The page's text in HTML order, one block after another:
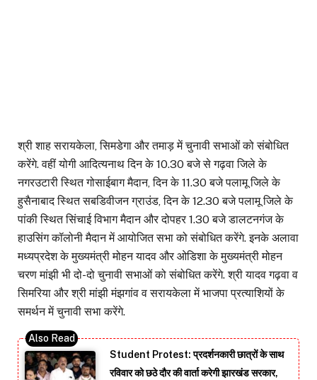
श्री शाह सरायकेला, सिमडेगा और तमाड़ में चुनावी सभाओं को संबोधित
करेंगे. वहीं योगी आदित्यनाथ दिन के 10.30 बजे से गढ़वा जिले के
नगरउटारी स्थित गोसाईबाग मैदान, दिन के 11.30 बजे पलामू जिले के
हुसैनाबाद स्थित सबडिवीजन ग्राउंड, दिन के 12.30 बजे पलामू जिले के
पांकी स्थित सिंचाई विभाग मैदान और दोपहर 1.30 बजे डालटनगंज के
हाउसिंग कॉलोनी मैदान में आयोजित सभा को संबोधित करेंगे. इनके अलावा
मध्यप्रदेश के मुख्यमंत्री मोहन यादव और ओडिशा के मुख्यमंत्री मोहन
चरण मांझी भी दो-दो चुनावी सभाओं को संबोधित करेंगे. श्री यादव गढ़वा व
सिमरिया और श्री मांझी मंझगांव व सरायकेला में भाजपा प्रत्याशियों के
समर्थन में चुनावी सभा करेंगे.
Student Protest: प्रदर्शनकारी छात्रों के साथ
रविवार को छठे दौर की वार्ता करेगी झारखंड सरकार,